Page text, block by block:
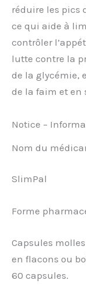
réduire les pics
ce qui aide à
contrôler
lutte contre la
de la glycémie,
de la faim et en
Notice –
Nom du
SlimPal
Forme
Capsules
en flacons ou
60 capsules.